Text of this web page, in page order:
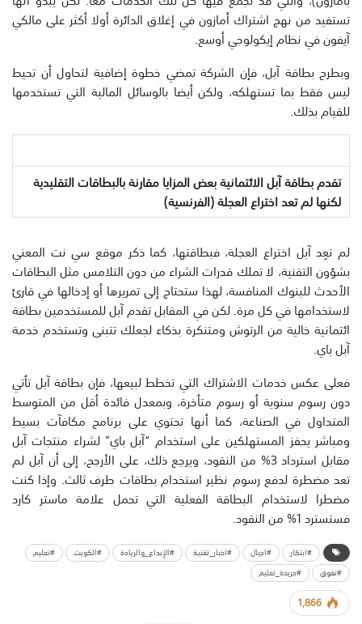
تستفيد من نهج اشتراك أمازون في إغلاق الدائرة أولا أكثر على مالكي
آيفون في نظام إيكولوجي أوسع.
وبطرح بطاقة آبل، فإن الشركة تمضي خطوة إضافية لتحاول أن تحيط
ليس فقط بما تستهلكه، ولكن أيضا بالوسائل المالية التي تستخدمها
للقيام بذلك.
تقدم بطاقة آبل الائتمانية بعض المزايا مقارنة بالبطاقات التقليدية
لكنها لم تعد اختراع العجلة (الفرنسية)
لم تعِد آبل اختراع العجلة، فبطاقتها، كما ذكر موقع سي نت المعني
بشؤون التقنية، لا تملك قدرات الشراء من دون التلامس مثل البطاقات
الأحدث للبنوك المنافسة، لهذا ستحتاج إلى تمريرها أو إدخالها في قارئ
لاستخدامها في كل مرة. لكن في المقابل تقدم آبل للمستخدمين بطاقة
ائتمانية خالية من الرتوش ومتنكرة بذكاء لجعلك تتبنى وتستخدم خدمة
آبل باي.
فعلى عكس خدمات الاشتراك التي تخطط لبيعها، فإن بطاقة آبل تأتي
دون رسوم سنوية أو رسوم متأخرة، وبمعدل فائدة أقل من المتوسط
المتداول في الصناعة، كما أنها تحتوي على برنامج مكافآت بسيط
ومباشر يحفز المستهلكين على استخدام “آبل باي” لشراء منتجات آبل
مقابل استرداد 3% من النقود، ويرجع ذلك، على الأرجح، إلى أن آبل لم
تعد مضطرة لدفع رسوم نظير استخدام بطاقات طرف ثالث. وإذا كنت
مضطرا لاستخدام البطاقة الفعلية التي تحمل علامة ماستر كارد
فستسترد 1% من النقود.
#ابتكار #اجيال #اخبار_تقنية #الإبداع_والريادة #الكويت
#تعليم
#تفوق
#جريدة_تعليم
1,866